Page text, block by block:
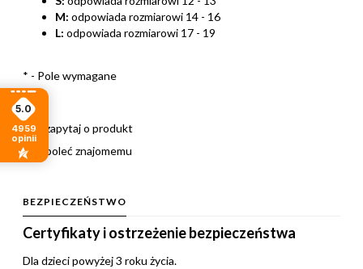
M: odpowiada rozmiarowi 14 - 16
L: odpowiada rozmiarowi 17 - 19
* - Pole wymagane
zapytaj o produkt
poleć znajomemu
BEZPIECZEŃSTWO
Certyfikaty i ostrzeżenie bezpieczeństwa
Dla dzieci powyżej 3 roku życia.
5.0
4959
opinii